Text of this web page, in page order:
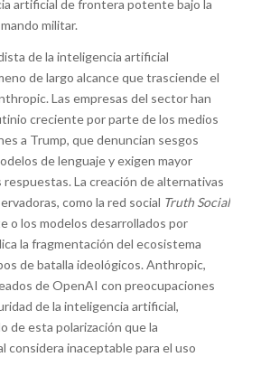
artificial de frontera potente bajo la
militar.
de la inteligencia artificial
de largo alcance que trasciende el
Las empresas del sector han
creciente por parte de los medios
a Trump, que denuncian sesgos
de lenguaje y exigen mayor
respuestas. La creación de alternativas
como la red social Truth Social
o los modelos desarrollados por
la fragmentación del ecosistema
de batalla ideológicos. Anthropic,
de OpenAI con preocupaciones
de la inteligencia artificial,
de esta polarización que la
considera inaceptable para el uso